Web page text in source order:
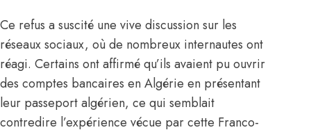
Ce refus a suscité une vive discussion sur les
réseaux sociaux, où de nombreux internautes ont
réagi. Certains ont affirmé qu’ils avaient pu ouvrir
des comptes bancaires en Algérie en présentant
leur passeportalgérien, ce qui semblait
contredire l’expérience vécue par cette Franco-